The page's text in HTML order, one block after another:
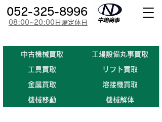
​中古機械買取
​工具買取
金属買取
機械移動
工場設備丸事買取
​リフト買取
溶接機買取
機械解体
052-325-8996
08:00~20:00日曜定休日